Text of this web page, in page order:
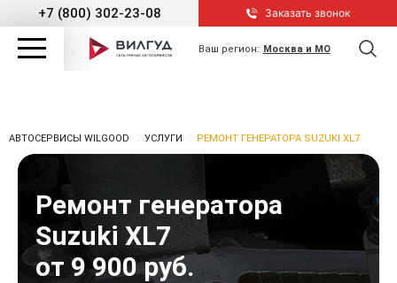
+7 (800) 302-23-08 Заказать звонок
Ваш регион: Москва и МО
АВТОСЕРВИСЫ WILGOOD УСЛУГИ РЕМОНТ ГЕНЕРАТОРА SUZUKI XL7
Ремонт генератора
Suzuki XL7
от 9 900 руб.